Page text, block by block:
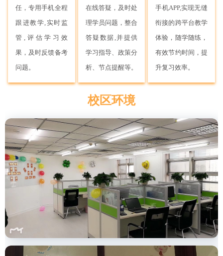
任，专用手机全程
跟进教学,实时监
管,评估学习效
果，及时反馈备考
问题。
在线答疑，及时处
理学员问题，整合
答疑数据,并提供
学习指导、政策分
析、节点提醒等。
手机APP,实现无缝
衔接的跨平台教学
体验，随学随练，
有效节约时间，提
升复习效率。
校区环境